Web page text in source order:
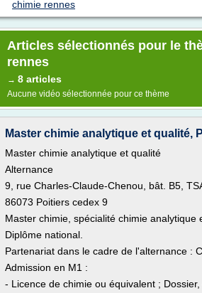
chimie rennes
Articles sélectionnés pour le
rennes
→ 8 articles
Aucune vidéo sélectionnée pour ce thème
Master chimie analytique et qualité,
Master chimie analytique et qualité
Alternance
9, rue Charles-Claude-Chenou, bât. B5,
86073 Poitiers cedex 9
Master chimie, spécialité chimie analytique
Diplôme national.
Partenariat dans le cadre de l'alternance :
Admission en M1 :
- Licence de chimie ou équivalent ;